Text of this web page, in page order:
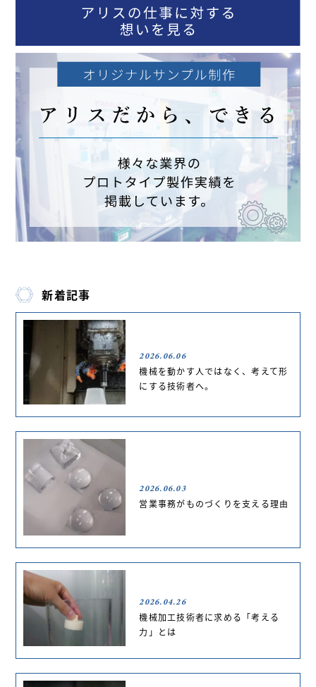
新着記事
2026.06.06
機械を動かす人ではなく、考えて形
にする技術者へ。
2026.06.03
営業事務がものづくりを支える理由
2026.04.26
機械加工技術者に求める「考える
力」とは